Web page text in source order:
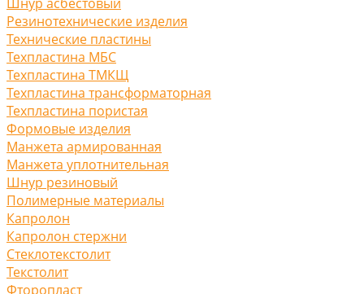
Резинотехнические изделия
Технические пластины
Техпластина МБС
Техпластина ТМКЩ
Техпластина трансформаторная
Техпластина пористая
Формовые изделия
Манжета армированная
Манжета уплотнительная
Шнур резиновый
Полимерные материалы
Капролон
Капролон стержни
Стеклотекстолит
Текстолит
Фторопласт